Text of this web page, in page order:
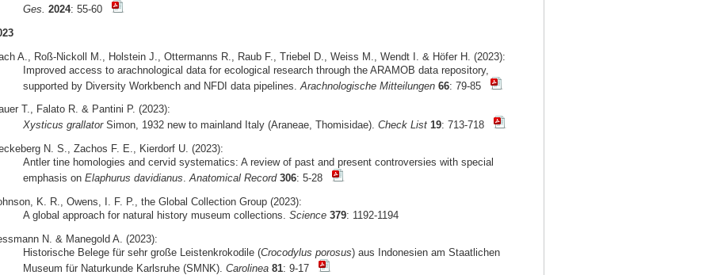
Ges. 2024: 55-60
A., Roß-Nickoll M., Holstein J., Ottermanns R., Raub F., Triebel D., Weiss M., Wendt I. & Höfer H. (2023):
Improved access to arachnological data for ecological research through the ARAMOB data repository,
supported by Diversity Workbench and NFDI data pipelines. Arachnologische Mitteilungen 66: 79-85
T., Falato R. & Pantini P. (2023):
Xysticus grallatorSimon, 1932 new to mainland Italy (Araneae, Thomisidae). Check List 19: 713-718
N. S., Zachos F. E., Kierdorf U. (2023):
Antler tine homologies and cervid systematics: A review of past and present controversies with special
emphasis on Elaphurus davidianus.Anatomical Record 306: 5-28
K. R., Owens, I. F. P., the Global Collection Group (2023):
A global approach for natural history museum collections. Science 379: 1192-1194
N. & Manegold A. (2023):
Historische Belege für sehr große Leistenkrokodile (Crocodylus porosus) aus Indonesien am Staatlichen
Museum für Naturkunde Karlsruhe (SMNK). Carolinea 81: 9-17